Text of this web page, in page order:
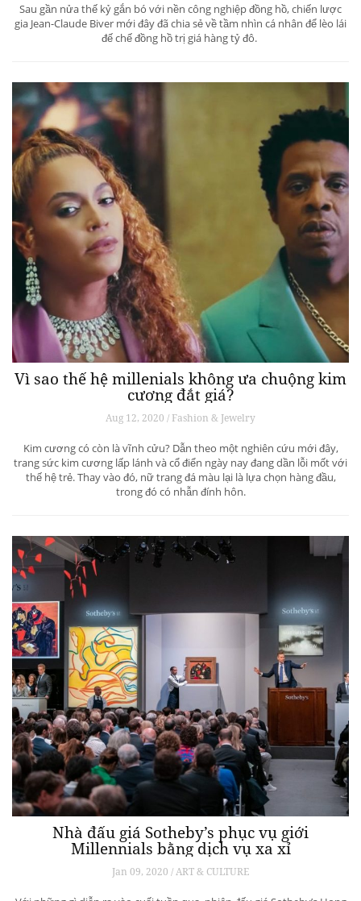
Sau gần nửa thế kỷ gắn bó với nền công nghiệp đồng hồ, chiến lược
gia Jean-Claude Biver mới đây đã chia sẻ về tầm nhìn cá nhân để lèo lái
đế chế đồng hồ trị giá hàng tỷ đô.
Vì sao thế hệ millenials không ưa chuộng kim
cương đắt giá?
Aug 12, 2020 / Fashion & Jewelry
Kim cương có còn là vĩnh cửu? Dẫn theo một nghiên cứu mới đây,
trang sức kim cương lấp lánh và cổ điển ngày nay đang dần lỗi mốt với
thế hệ trẻ. Thay vào đó, nữ trang đá màu lại là lựa chọn hàng đầu,
trong đó có nhẫn đính hôn.
Nhà đấu giá Sotheby’s phục vụ giới
Millennials bằng dịch vụ xa xỉ
Jan 09, 2020 / ART & CULTURE